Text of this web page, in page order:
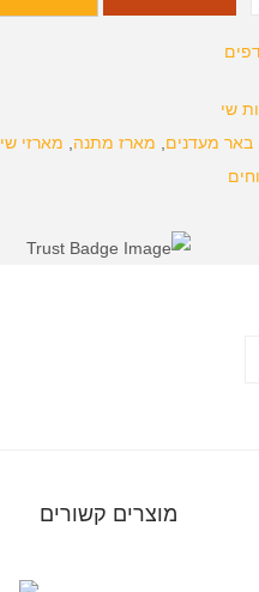
שי
באר מעדנים, מארז מתנה, מארזי שי
מוצרים קשורים